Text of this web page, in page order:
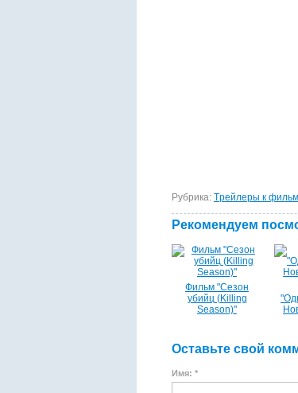
Рубрика: Tрейлеры к
Рекомендуем
Фильм "Сезон
убийц (Killing
Season)"
Оставьте свой
Имя: *